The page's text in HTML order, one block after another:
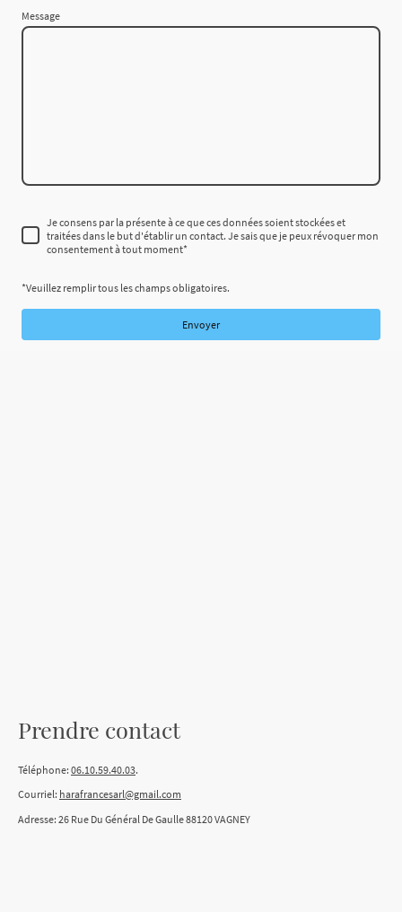
Message
Je consens par la présente à ce que ces données soient stockées et
traitées dans le but d'établir un contact. Je sais que je peux révoquer mon
consentement à tout moment*
*Veuillez remplir tous les champs obligatoires.
Envoyer
Prendre contact
Téléphone: 06.10.59.40.03.
Courriel: harafrancesarl@gmail.com
Adresse: 26 Rue Du Général De Gaulle 88120 VAGNEY